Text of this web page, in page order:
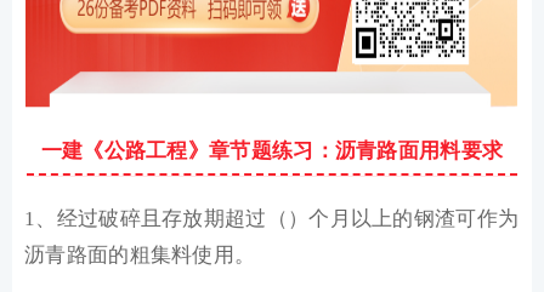
一建《公路工程》章节题练习：沥青路面用料要求
1、经过破碎且存放期超过（）个月以上的钢渣可作为
沥青路面的粗集料使用。